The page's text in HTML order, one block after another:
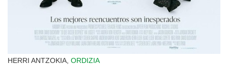
HERRI ANTZOKIA, ORDIZIA